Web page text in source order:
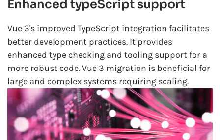
Enhanced typeScript support
Vue 3's improved TypeScript integration facilitates
better development practices. It provides
enhanced type checking and tooling support for a
more robust code. Vue 3 migration is beneficial for
large and complex systems requiring scaling.